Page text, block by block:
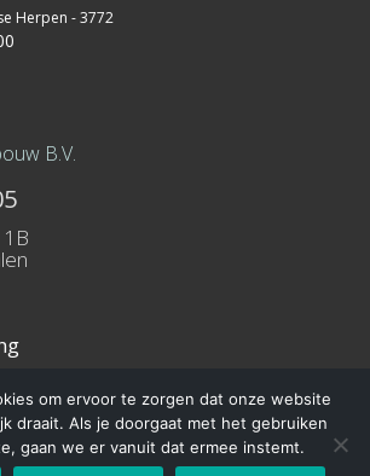
Herpen - 3772
B.V.
bouwen.nl is onderdeel van Finnhouse.nl
om ervoor te zorgen dat onze website
draait. Als je doorgaat met het gebruiken
gaan we er vanuit dat ermee instemt.